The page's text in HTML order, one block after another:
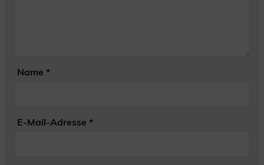
Name *
E-Mail-Adresse *